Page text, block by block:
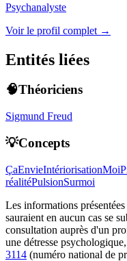
Psychanalyste
Voir le profil complet →
Entités liées
🧠Théoriciens
Sigmund Freud
💡Concepts
ÇaEnvieIntériorisationMoi
réalitéPulsionSurmoi
Les informations
sauraient en aucun cas se
consultation auprès d'un
une détresse
3114 (numéro national de